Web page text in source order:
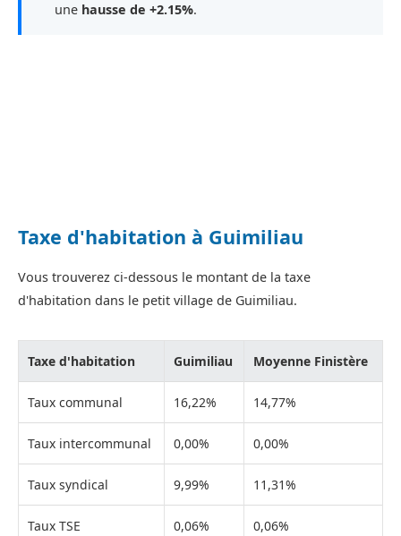
une hausse de +2.15%.
Taxe d'habitation à Guimiliau
Vous trouverez ci-dessous le montant de la taxe
d'habitation dans le petit village de Guimiliau.
Taxe d'habitation Guimiliau Moyenne Finistère
Taux communal 16,22% 14,77%
Taux intercommunal 0,00% 0,00%
Taux syndical 9,99% 11,31%
Taux TSE 0,06% 0,06%